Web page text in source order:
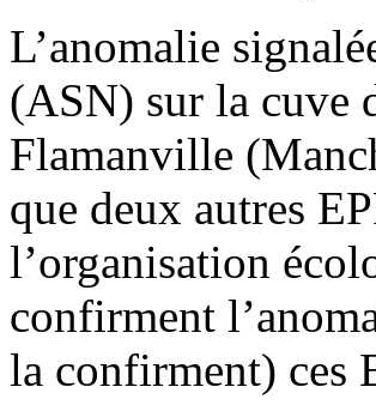
L’anomalie
(ASN) sur la cuve
Flamanville
que deux autres
l’organisation
confirment
la confirment) ces